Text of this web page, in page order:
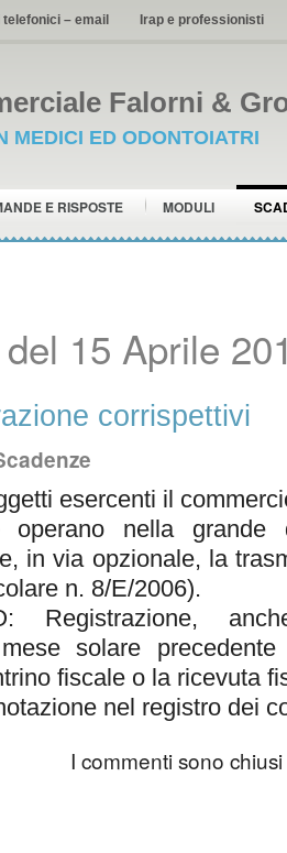
telefonici – email Irap e professionisti
Falorni &
MEDICI ED ODONTOIATRI
E RISPOSTE MODULI
15 Aprile
corrispettivi
esercenti il
nella grande
in via opzionale, la
n. 8/E/2006).
Registrazione,
solare
fiscale o la ricevuta
nel registro dei
I commenti sono chiusi